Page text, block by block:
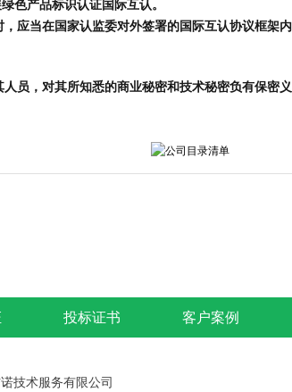
色产品标识认证国际互认。
应当在国家认监委对外签署的国际互认协议框架
员，对其所知悉的商业秘密和技术秘密负有保密
投标证书 客户案例
技术服务有限公司